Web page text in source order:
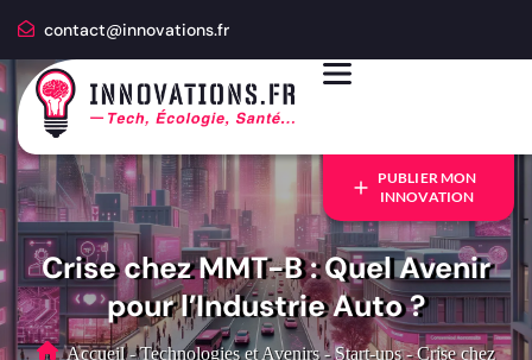
contact@innovations.fr
PUBLIER MON
INNOVATION
Crise chez MMT-B : Quel Avenir
pour l’Industrie Auto ?
Accueil - Technologies et Avenirs - Start-ups - Crise chez